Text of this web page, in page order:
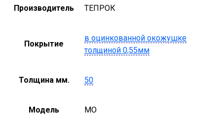
Производитель ТЕПРОК
Покрытие
в оцинкованной окожушке
толщиной 0,55мм
Толщина мм. 50
Модель MO